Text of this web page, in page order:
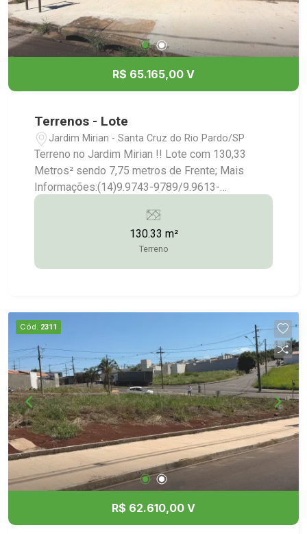
R$ 65.165,00 V
Terrenos - Lote
Jardim Mirian - Santa Cruz do Rio Pardo/SP
Terreno no Jardim Mirian !! Lote com 130,33
Metros² sendo 7,75 metros de Frente; Mais
Informações:(14)9.9743-9789/9.9613-
5228/3372-2528
130.33 m²
Terreno
Cód. 2311
R$ 62.610,00 V